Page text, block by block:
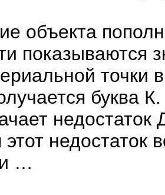
объекта
показываются
точки
буква К.
этот
…